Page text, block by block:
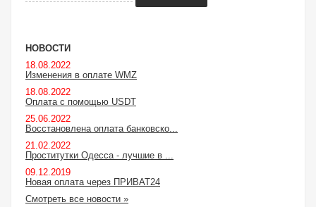
НОВОСТИ
18.08.2022
Изменения в оплате WMZ
18.08.2022
Оплата с помощью USDT
25.06.2022
Восстановлена оплата банковско...
21.02.2022
Проститутки Одесса - лучшие в ...
09.12.2019
Новая оплата через ПРИВАТ24
Смотреть все новости »